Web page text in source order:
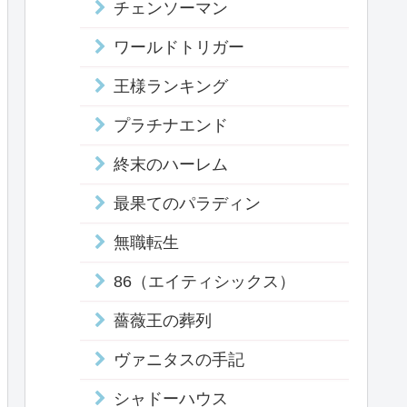
チェンソーマン
ワールドトリガー
王様ランキング
プラチナエンド
終末のハーレム
最果てのパラディン
無職転生
86（エイティシックス）
薔薇王の葬列
ヴァニタスの手記
シャドーハウス